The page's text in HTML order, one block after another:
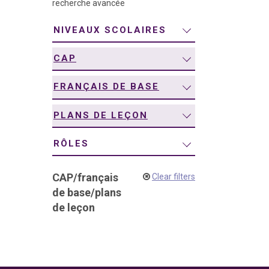
recherche avancée
NIVEAUX SCOLAIRES
CAP
FRANÇAIS DE BASE
PLANS DE LEÇON
RÔLES
CAP/français
de base/plans
de leçon
Clear filters